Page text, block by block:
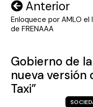
Navegación
de
Anterior
Enloquece por AMLO el
de FRENAAA
Gobierno de
nueva versión
Taxi”